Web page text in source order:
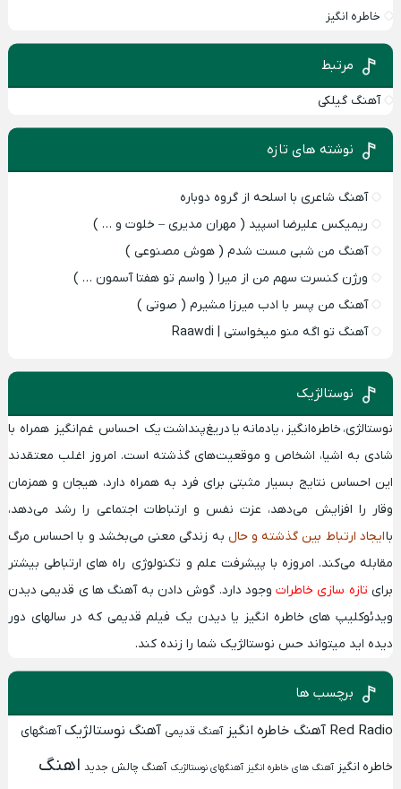
خاطره انگیز
مرتبط
آهنگ گیلکی
نوشته های تازه
آهنگ شاعری با اسلحه از گروه دوباره
ریمیکس علیرضا اسپید ( مهران مدیری – خلوت و … )
آهنگ من شبی مست شدم ( هوش مصنوعی )
ورژن کنسرت سهم من از میرا ( واسم تو هفتا آسمون … )
آهنگ من پسر با ادب میرزا مشیرم ( صوتی )
آهنگ تو اگه منو میخواستی | Raawdi
نوستالژیک
نوستالژی، خاطره‌انگیز ، یادمانه یادریغ‌پنداشتیک احساس غم‌انگیز همراه با
شادی به اشیا، اشخاص و موقعیت‌های گذشته‌ است. امروز اغلب معتقدند
این احساس نتایج بسیار مثبتی برای فرد به همراه دارد، هیجان و همزمان
وقار را افزایش می‌دهد، عزت نفس و ارتباطات اجتماعی را رشد می‌دهد،
باایجاد ارتباط بین گذشته و حال به زندگی معنی می‌بخشد و با احساس مرگ
مقابله می‌کند. امروزه با پیشرفت علم و تکنولوژی راه های ارتباطی بیشتر
برای تازه سازی خاطراتوجود دارد. گوش دادن بهآهنگ ها ی قدیمیدیدن
ویدئوکلیپ های خاطره انگیز یا دیدن یک فیلم قدیمی که در سالهای دور
دیده اید میتواند حس نوستالژیک شما را زنده کند.
برچسب ها
Red Radio آهنگ خاطره انگیز آهنگ قدیمی آهنگ نوستالژیک آهنگهای
خاطره انگیز آهنگ های خاطره انگیز آهنگهای نوستالژیک آهنگ چالش جدید اهنگ